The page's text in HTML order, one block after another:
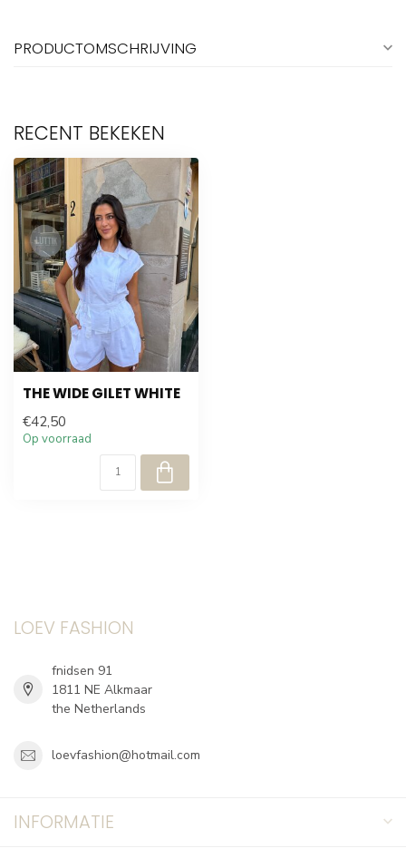
PRODUCTOMSCHRIJVING
RECENT BEKEKEN
THE WIDE GILET WHITE
€42,50
Op voorraad
LOEV FASHION
fnidsen 91
1811 NE Alkmaar
the Netherlands
loevfashion@hotmail.com
INFORMATIE